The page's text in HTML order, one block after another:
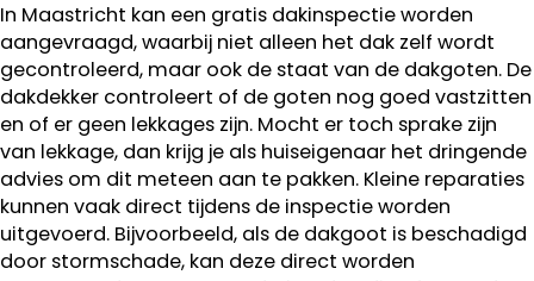
In Maastricht kan een gratis dakinspectie worden
aangevraagd, waarbij niet alleen het dak zelf wordt
gecontroleerd, maar ook de staat van de dakgoten. De
dakdekker controleert of de goten nog goed vastzitten
en of er geen lekkages zijn. Mocht er toch sprake zijn
van lekkage, dan krijg je als huiseigenaar het dringende
advies om dit meteen aan te pakken. Kleine reparaties
kunnen vaak direct tijdens de inspectie worden
uitgevoerd. Bijvoorbeeld, als de dakgoot is beschadigd
door stormschade, kan deze direct worden